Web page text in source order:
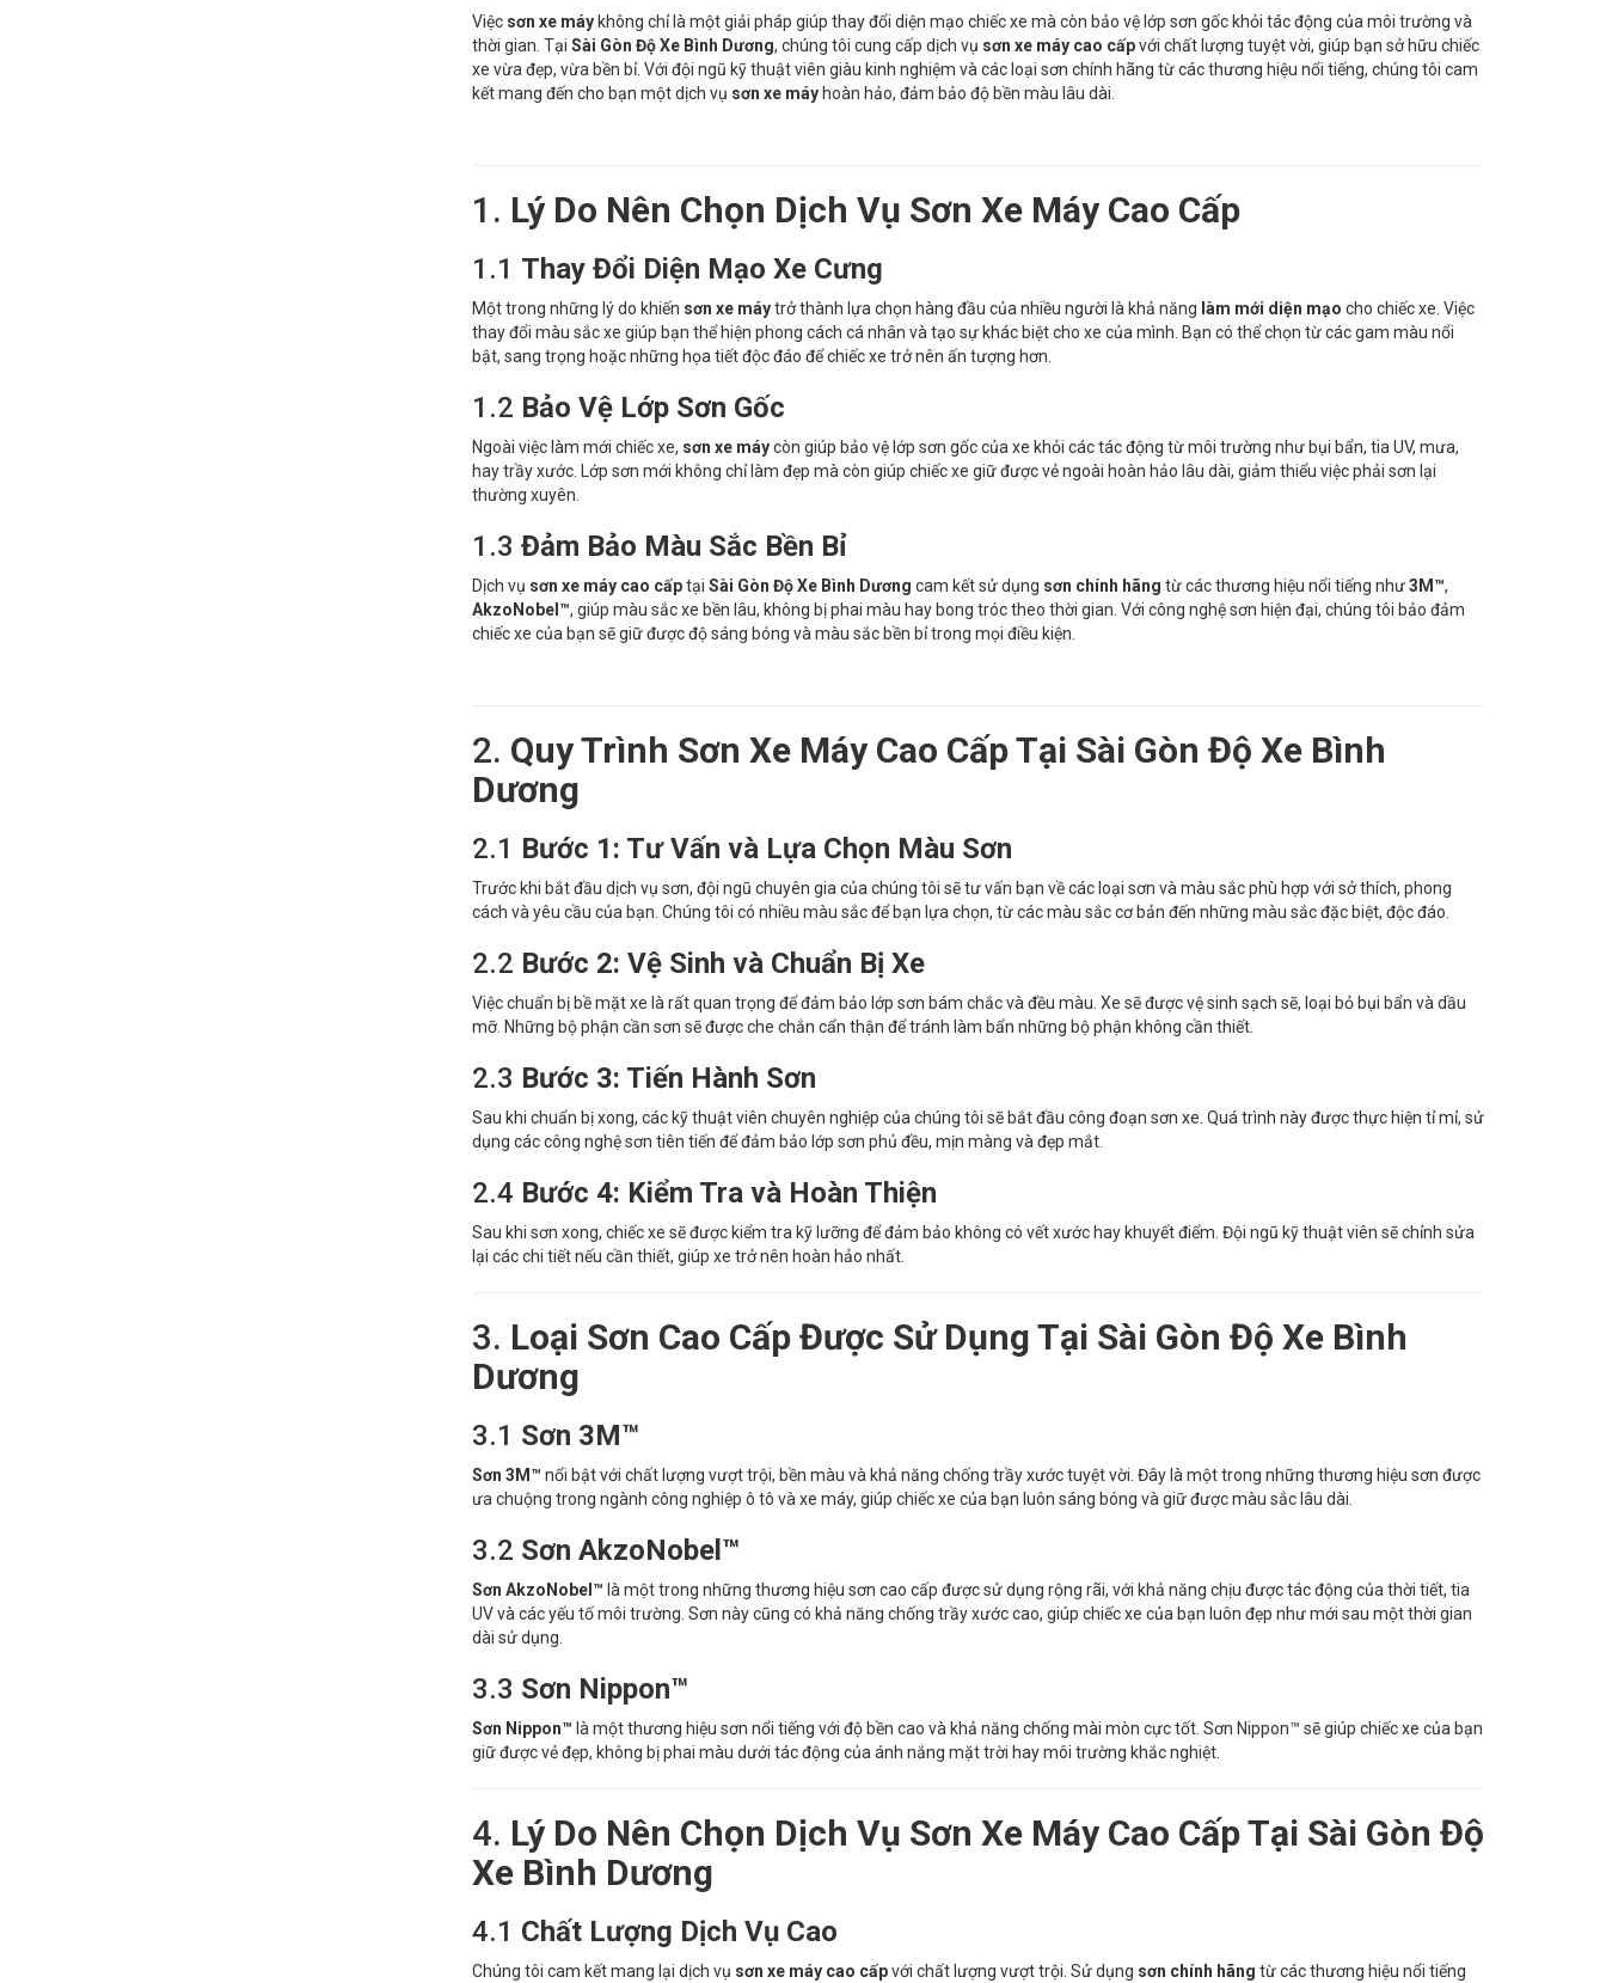
Việc sơn xe máykhông chỉ là một giải pháp giúp thay đổi diện mạo chiếc xe mà còn bảo vệ lớp sơn gốc khỏi tác động của môi trường và
thời gian. Tại Sài Gòn Độ Xe Bình Dương, chúng tôi cung cấp dịch vụ sơn xe máy cao cấpvới chất lượng tuyệt vời, giúp bạn sở hữu chiếc
xe vừa đẹp, vừa bền bỉ. Với đội ngũ kỹ thuật viên giàu kinh nghiệm và các loại sơn chính hãng từ các thương hiệu nổi tiếng, chúng tôi cam
kết mang đến cho bạn một dịch vụ sơn xe máyhoàn hảo, đảm bảo độ bền màu lâu dài.
1. Lý Do Nên Chọn Dịch Vụ Sơn Xe Máy Cao Cấp
1.1 Thay Đổi Diện Mạo Xe Cưng
Một trong những lý do khiến sơn xe máytrở thành lựa chọn hàng đầu của nhiều người là khả năng làm mới diện mạo cho chiếc xe. Việc
thay đổi màu sắc xe giúp bạn thể hiện phong cách cá nhân và tạo sự khác biệt cho xe của mình. Bạn có thể chọn từ các gam màu nổi
bật, sang trọng hoặc những họa tiết độc đáo để chiếc xe trở nên ấn tượng hơn.
1.2 Bảo Vệ Lớp Sơn Gốc
Ngoài việc làm mới chiếc xe, sơn xe máycòn giúp bảo vệ lớp sơn gốc của xe khỏi các tác động từ môi trường như bụi bẩn, tia UV, mưa,
hay trầy xước. Lớp sơn mới không chỉ làm đẹp mà còn giúp chiếc xe giữ được vẻ ngoài hoàn hảo lâu dài, giảm thiểu việc phải sơn lại
thường xuyên.
1.3 Đảm Bảo Màu Sắc Bền Bỉ
Dịch vụ sơn xe máy cao cấptại Sài Gòn Độ Xe Bình Dương cam kết sử dụng sơn chính hãng từ các thương hiệu nổi tiếng như3M™,
AkzoNobel™, giúp màu sắc xe bền lâu, không bị phai màu hay bong tróc theo thời gian. Với công nghệ sơn hiện đại, chúng tôi bảo đảm
chiếc xe của bạn sẽ giữ được độ sáng bóng và màu sắc bền bỉ trong mọi điều kiện.
2. Quy Trình Sơn Xe Máy Cao Cấp Tại Sài Gòn Độ Xe Bình
Dương
2.1 Bước 1: Tư Vấn và Lựa Chọn Màu Sơn
Trước khi bắt đầu dịch vụ sơn, đội ngũ chuyên gia của chúng tôi sẽ tư vấn bạn về các loại sơn và màu sắc phù hợp với sở thích, phong
cách và yêu cầu của bạn. Chúng tôi có nhiều màu sắc để bạn lựa chọn, từ các màu sắc cơ bản đến những màu sắc đặc biệt, độc đáo.
2.2 Bước 2: Vệ Sinh và Chuẩn Bị Xe
Việc chuẩn bị bề mặt xe là rất quan trọng để đảm bảo lớp sơn bám chắc và đều màu. Xe sẽ được vệ sinh sạch sẽ, loại bỏ bụi bẩn và dầu
mỡ. Những bộ phận cần sơn sẽ được che chắn cẩn thận để tránh làm bẩn những bộ phận không cần thiết.
2.3 Bước 3: Tiến Hành Sơn
Sau khi chuẩn bị xong, các kỹ thuật viên chuyên nghiệp của chúng tôi sẽ bắt đầu công đoạn sơn xe. Quá trình này được thực hiện tỉ mỉ, sử
dụng các công nghệ sơn tiên tiến để đảm bảo lớp sơn phủ đều, mịn màng và đẹp mắt.
2.4 Bước 4: Kiểm Tra và Hoàn Thiện
Sau khi sơn xong, chiếc xe sẽ được kiểm tra kỹ lưỡng để đảm bảo không có vết xước hay khuyết điểm. Đội ngũ kỹ thuật viên sẽ chỉnh sửa
lại các chi tiết nếu cần thiết, giúp xe trở nên hoàn hảo nhất.
3. Loại Sơn Cao Cấp Được Sử Dụng Tại Sài Gòn Độ Xe Bình
Dương
3.1 Sơn 3M™
Sơn 3M™ nổi bật với chất lượng vượt trội, bền màu và khả năng chống trầy xước tuyệt vời. Đây là một trong những thương hiệu sơn được
ưa chuộng trong ngành công nghiệp ô tô và xe máy, giúp chiếc xe của bạn luôn sáng bóng và giữ được màu sắc lâu dài.
3.2 Sơn AkzoNobel™
Sơn AkzoNobel™ là một trong những thương hiệu sơn cao cấp được sử dụng rộng rãi, với khả năng chịu được tác động của thời tiết, tia
UV và các yếu tố môi trường. Sơn này cũng có khả năng chống trầy xước cao, giúp chiếc xe của bạn luôn đẹp như mới sau một thời gian
dài sử dụng.
3.3 Sơn Nippon™
Sơn Nippon™ là một thương hiệu sơn nổi tiếng với độ bền cao và khả năng chống mài mòn cực tốt. Sơn Nippon™ sẽ giúp chiếc xe của bạn
giữ được vẻ đẹp, không bị phai màu dưới tác động của ánh nắng mặt trời hay môi trường khắc nghiệt.
4. Lý Do Nên Chọn Dịch Vụ Sơn Xe Máy Cao Cấp Tại Sài Gòn Độ
Xe Bình Dương
4.1 Chất Lượng Dịch Vụ Cao
Chúng tôi cam kết mang lại dịch vụ sơn xe máy cao cấpvới chất lượng vượt trội. Sử dụng sơn chính hãng từ các thương hiệu nổi tiếng